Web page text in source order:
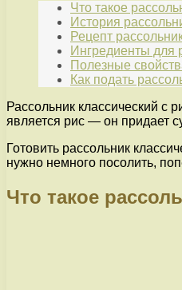
Что такое
История
Рецепт
Ингредиенты для
Полезные
Как подать
Рассольник классический
является рис — он придает
Готовить рассольник
нужно немного посолить,
Что такое